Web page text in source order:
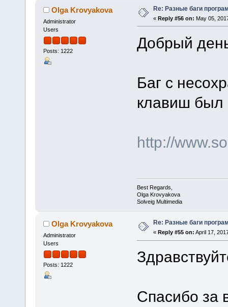
Olga Krovyakova
Administrator
Users
Posts: 1222
Re: Разные баги
« Reply #56 on: May 05,
Добрый
Баг с
клавиш был
http://
Best Regards,
Olga Krovyakova
Solveig Multimedia
Olga Krovyakova
Administrator
Users
Posts: 1222
Re: Разные баги
« Reply #55 on: April 17,
Спасибо за